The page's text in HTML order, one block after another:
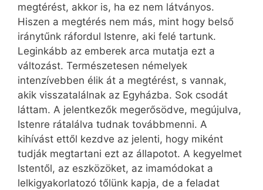
megtérést, akkor is, ha ez nem látványos.
Hiszen a megtérés nem más, mint hogy belső
iránytűnk ráfordul Istenre, aki felé tartunk.
Leginkább az emberek arca mutatja ezt a
változást. Természetesen némelyek
intenzívebben élik át a megtérést, s vannak,
akik visszatalálnak az Egyházba. Sok csodát
láttam. A jelentkezők meg­erősödve, megújulva,
Istenre rátalálva tudnak továbbmenni. A
kihívást ettől kezdve az jelenti, hogy miként
tudják megtartani ezt az állapotot. A kegyelmet
Istentől, az eszközöket, az imamódokat a
lelkigyakorlatozó tőlünk kapja, de a feladat